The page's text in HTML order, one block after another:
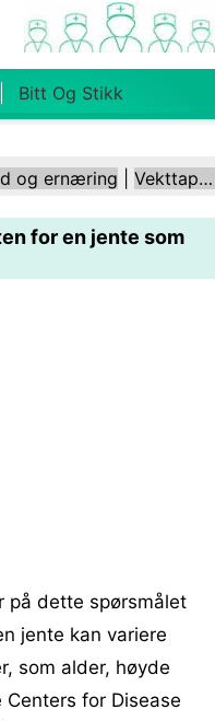
Bitt Og Stikk
Folkehelse Og
Helse
og ernæring Vekttap etter fødsel
for en jente som
på dette spørsmålet
jente kan variere
som alder, høyde
for Disease